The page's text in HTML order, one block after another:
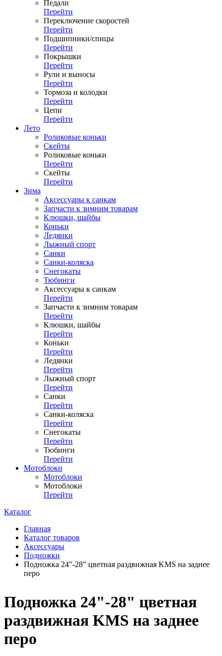
Педали
Перейти
Переключение скоростей
Перейти
Подшипники/спицы
Перейти
Покрышки
Перейти
Рули и выносы
Перейти
Тормоза и колодки
Перейти
Цепи
Перейти
Лето
Роликовые коньки
Скейты
Роликовые коньки
Перейти
Скейты
Перейти
Зима
Аксессуары к санкам
Запчасти к зимним товарам
Клюшки, шайбы
Коньки
Ледянки
Лыжный спорт
Санки
Санки-коляска
Снегокаты
Тюбинги
Аксессуары к санкам
Перейти
Запчасти к зимним товарам
Перейти
Клюшки, шайбы
Перейти
Коньки
Перейти
Ледянки
Перейти
Лыжный спорт
Перейти
Санки
Перейти
Санки-коляска
Перейти
Снегокаты
Перейти
Тюбинги
Перейти
Мотоблоки
Мотоблоки
Мотоблоки
Перейти
Каталог
Главная
Каталог товаров
Аксессуары
Подножки
Подножка 24"-28" цветная раздвижная KMS на заднее
перо
Подножка 24"-28" цветная
раздвижная KMS на заднее
перо